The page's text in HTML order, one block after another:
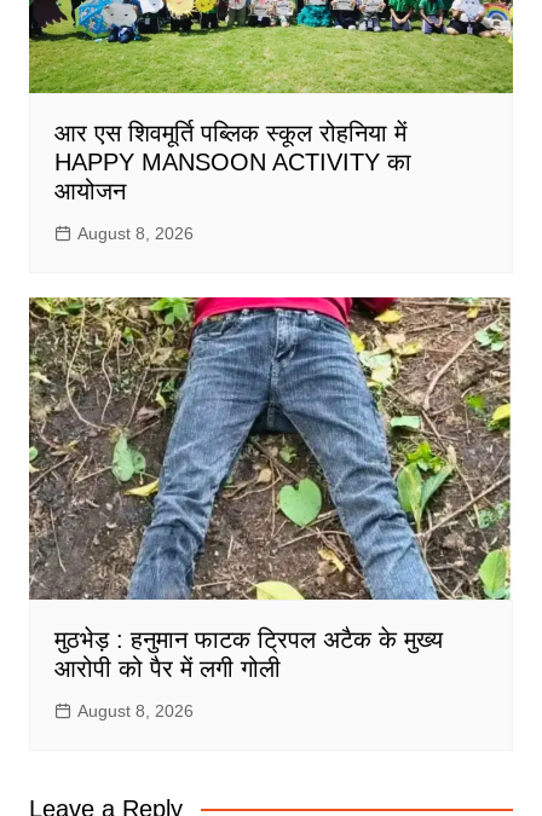
आर एस शिवमूर्ति पब्लिक स्कूल रोहनिया में
HAPPY MANSOON ACTIVITY का
आयोजन
August 8, 2026
मुठभेड़ : हनुमान फाटक ट्रिपल अटैक के मुख्य
आरोपी को पैर में लगी गोली
August 8, 2026
Leave a Reply